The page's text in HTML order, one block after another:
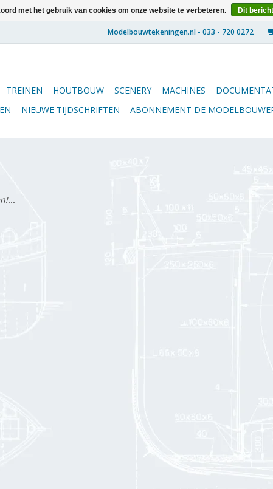
TREINEN HOUTBOUW SCENERY MACHINES
NIEUWE TIJDSCHRIFTEN ABONNEMENT DE
met het gebruik van cookies om onze website te verbeteren. Dit